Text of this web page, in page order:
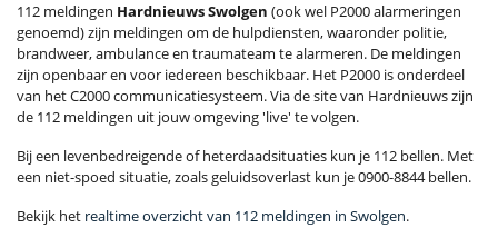
112 meldingen Hardnieuws Swolgen (ook wel P2000 alarmeringen
genoemd) zijn meldingen om de hulpdiensten, waaronder politie,
brandweer, ambulance en traumateam te alarmeren. De meldingen
zijn openbaar en voor iedereen beschikbaar. Het P2000 is onderdeel
van het C2000 communicatiesysteem. Via de site van Hardnieuws zijn
de 112 meldingen uit jouw omgeving 'live' te volgen.
Bij een levenbedreigende of heterdaadsituaties kun je 112 bellen. Met
een niet-spoed situatie, zoals geluidsoverlast kun je 0900-8844 bellen.
Bekijk het realtime overzicht van 112 meldingen in Swolgen.